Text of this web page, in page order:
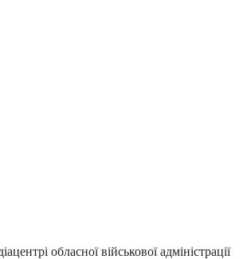
обласної військової адміністрації